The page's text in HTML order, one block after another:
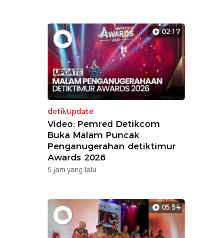
02:17
detikUpdate
Video: Pemred Detikcom
Buka Malam Puncak
Penganugerahan detiktimur
Awards 2026
5 jam yang lalu
05:54